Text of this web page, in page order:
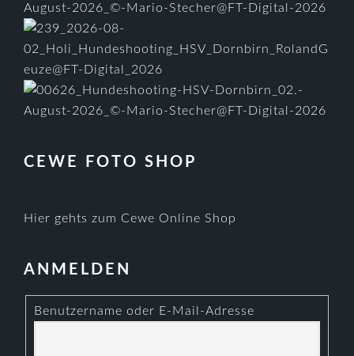
CEWE FOTO SHOP
Hier gehts zum Cewe Online Shop
ANMELDEN
Benutzername oder E-Mail-Adresse